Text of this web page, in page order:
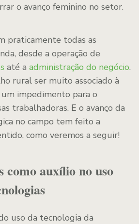
o avanço feminino no setor.
praticamente todas as
desde a operação de
até a administração do negócio.
rural ser muito associado à
impedimento para o
trabalhadoras. E o avanço da
no campo tem feito a
como veremos a seguir!
como auxílio no uso
uso da tecnologia da